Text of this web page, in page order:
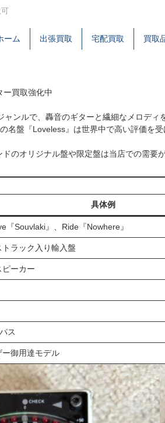
買取
宅配買取
出張買取
ーム
ー買取強化中
ンルで、轟音のギターと繊細なメロディ
盤『Loveless』は世界中で高い評価を
オリジナル盤や限定盤は当店での需要
具体例
Souvlaki』、Ride『Nowhere』
ラック入り輸入盤
ーカー
ス
御用達モデル